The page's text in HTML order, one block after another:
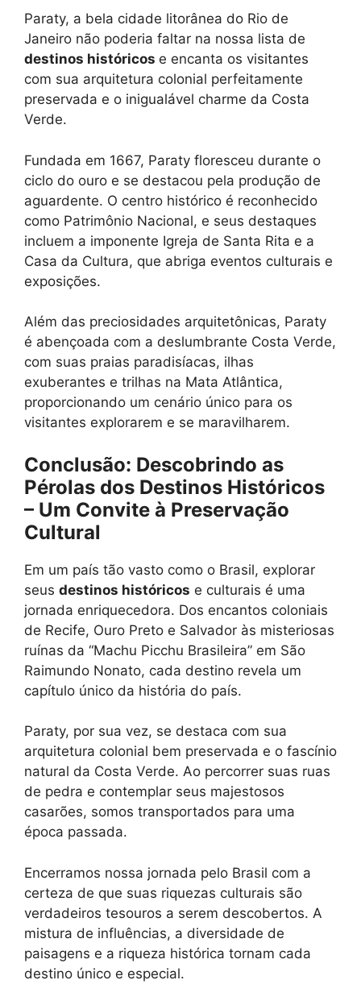
Paraty, a bela cidade litorânea do Rio de
Janeiro não poderia faltar na nossa lista de
destinos históricos e encanta os visitantes
com sua arquitetura colonial perfeitamente
preservada e o inigualável charme da Costa
Verde.
Fundada em 1667, Paraty floresceu durante o
ciclo do ouro e se destacou pela produção de
aguardente. O centro histórico é reconhecido
como Patrimônio Nacional, e seus destaques
incluem a imponente Igreja de Santa Rita e a
Casa da Cultura, que abriga eventos culturais e
exposições.
Além das preciosidades arquitetônicas, Paraty
é abençoada com a deslumbrante Costa Verde,
com suas praias paradisíacas, ilhas
exuberantes e trilhas na Mata Atlântica,
proporcionando um cenário único para os
visitantes explorarem e se maravilharem.
Conclusão: Descobrindo as
Pérolas dos Destinos Históricos
– Um Convite à Preservação
Cultural
Em um país tão vasto como o Brasil, explorar
seus destinos históricos e culturais é uma
jornada enriquecedora. Dos encantos coloniais
de Recife, Ouro Preto e Salvador às misteriosas
ruínas da “Machu Picchu Brasileira” em São
Raimundo Nonato, cada destino revela um
capítulo único da história do país.
Paraty, por sua vez, se destaca com sua
arquitetura colonial bem preservada e o fascínio
natural da Costa Verde. Ao percorrer suas ruas
de pedra e contemplar seus majestosos
casarões, somos transportados para uma
época passada.
Encerramos nossa jornada pelo Brasil com a
certeza de que suas riquezas culturais são
verdadeiros tesouros a serem descobertos. A
mistura de influências, a diversidade de
paisagens e a riqueza histórica tornam cada
destino único e especial.